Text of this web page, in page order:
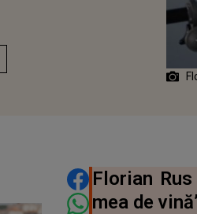
DISTRIBUIE
Florian
mea de